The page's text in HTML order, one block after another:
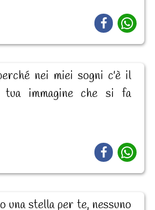
nei miei sogni c'è il
immagine che si fa
una stella per te, nessuno